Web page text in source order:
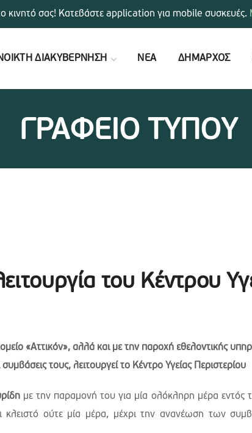
ΔΙΑΚΥΒΕΡΝΗΣΗ ΝΕΑ ΔΗΜΑΡΧΟΣ
ΓΡΑΦΕΙΟ ΤΥΠΟΥ
του Κέντρου
«Αττικόν», αλλά και με την παροχή εθελοντικής
τους, λειτουργεί το Κέντρο Υγείας Περιστερίου
με την παραμονή του για μία ολόκληρη μέρα εντός
κλειστό ούτε μία μέρα, μέχρι την ανανέωση των
κινητό σας! Κατεβάστε application για mobile συσκευές.